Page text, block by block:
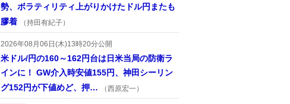
勢、ボラティリティ上がりかけたドル円またも
膠着
（持田有紀子）
2026年08月06日(木)13時20分公開
米ドル/円の160～162円台は日米当局の防衛ラ
インに！ GW介入時安値155円、神田シーリン
グ152円が下値めど、押…
（西原宏一）